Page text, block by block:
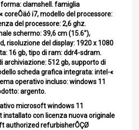
clamshell. famiglia
coreÔäó i7, modello del processore:
del processore: 2,6 ghz.
schermo: 39,6 cm (15.6"),
risoluzione del display: 1920 x 1080
16 gb, tipo di ram: ddr4-sdram.
archiviazione: 512 gb, supporto di
scheda grafica integrata: intel-«
operativo incluso: windows 11
argento.
microsoft windows 11
installato con licenza nuova originale
authorized refurbisherÔÇØ